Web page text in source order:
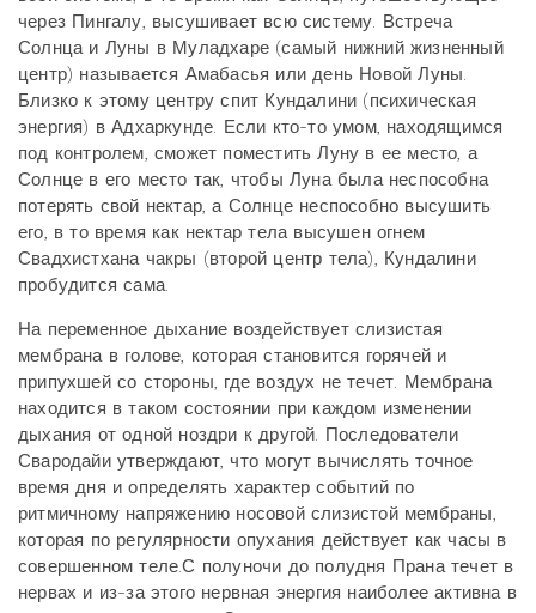
через Пингалу, высушивает всю систему. Встреча
Солнца и Луны в Муладхаре (самый нижний жизненный
центр) называется Амабасья или день Новой Луны.
Близко к этому центру спит Кундалини (психическая
энергия) в Адхаркунде. Если кто-то умом, находящимся
под контролем, сможет поместить Луну в ее место, а
Солнце в его место так, чтобы Луна была неспособна
потерять свой нектар, а Солнце неспособно высушить
его, в то время как нектар тела высушен огнем
Свадхистхана чакры (второй центр тела), Кундалини
пробудится сама.
На переменное дыхание воздействует слизистая
мембрана в голове, которая становится горячей и
припухшей со стороны, где воздух не течет. Мембрана
находится в таком состоянии при каждом изменении
дыхания от одной ноздри к другой. Последователи
Свародайи утверждают, что могут вычислять точное
время дня и определять характер событий по
ритмичному напряжению носовой слизистой мембраны,
которая по регулярности опухания действует как часы в
совершенном теле.С полуночи до полудня Прана течет в
нервах и из-за этого нервная энергия наиболее активна в